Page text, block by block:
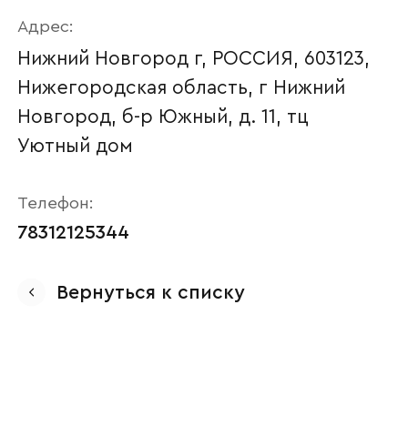
Адрес:
Нижний Новгород г, РОССИЯ, 603123,
Нижегородская область, г Нижний
Новгород, б-р Южный, д. 11, тц
Уютный дом
Телефон:
78312125344
Вернуться к списку